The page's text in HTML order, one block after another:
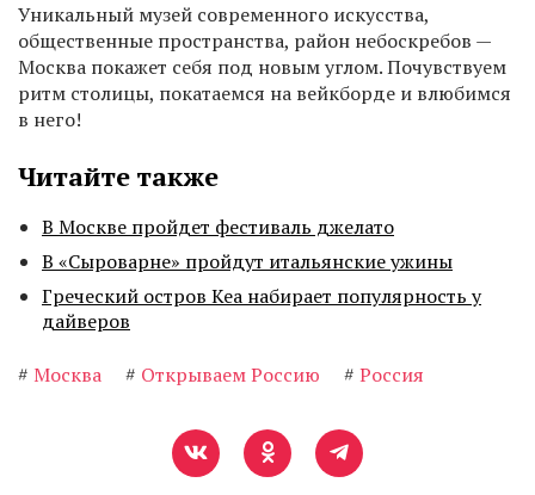
Уникальный музей современного искусства,
общественные пространства, район небоскребов —
Москва покажет себя под новым углом. Почувствуем
ритм столицы, покатаемся на вейкборде и влюбимся
в него!
Читайте также
В Москве пройдет фестиваль джелато
В «Сыроварне» пройдут итальянские ужины
Греческий остров Кеа набирает популярность у
дайверов
# Москва # Открываем Россию # Россия